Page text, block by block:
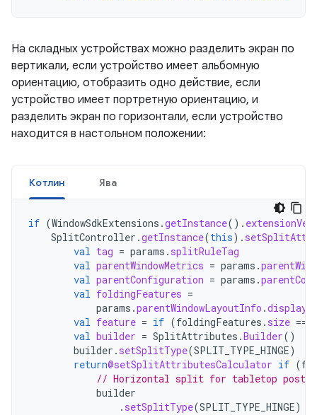
На складных устройствах можно разделить экран по
вертикали, если устройство имеет альбомную
ориентацию, отобразить одно действие, если
устройство имеет портретную ориентацию, и
разделить экран по горизонтали, если устройство
находится в настольном положении:
Котлин Ява
if (WindowSdkExtensions .getInstance().
SplitController .getInstance(this).
val tag = params . splitRuleTag
val parentWindowMetrics = params .
val parentConfiguration = params .
val foldingFeatures =
params .parentWindowLayoutInfo .
val feature = if (foldingFeatures . size ==
val builder = SplitAttributes .Builder()
builder . setSplitType(SPLIT_TYPE_HINGE)
return@setSplitAttributesCalculator if (
// Horizontal split for tabletop
builder
. setSplitType(SPLIT_TYPE_HINGE)